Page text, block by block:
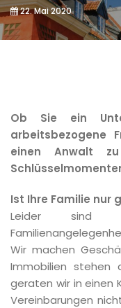
22. Mai 2020
Ob Sie ein
arbeitsbezogene
einen Anwalt
Ist Ihre Familie nur
Leider sind
Wir machen
Immobilien stehen
geraten wir in einen
Vereinbarungen